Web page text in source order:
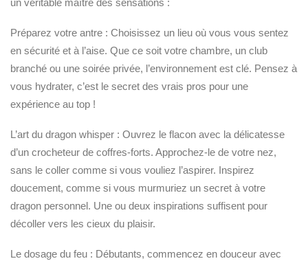
un véritable maître des sensations :
Préparez votre antre : Choisissez un lieu où vous vous sentez
en sécurité et à l’aise. Que ce soit votre chambre, un club
branché ou une soirée privée, l’environnement est clé. Pensez à
vous hydrater, c’est le secret des vrais pros pour une
expérience au top !
L’art du dragon whisper : Ouvrez le flacon avec la délicatesse
d’un crocheteur de coffres-forts. Approchez-le de votre nez,
sans le coller comme si vous vouliez l’aspirer. Inspirez
doucement, comme si vous murmuriez un secret à votre
dragon personnel. Une ou deux inspirations suffisent pour
décoller vers les cieux du plaisir.
Le dosage du feu : Débutants, commencez en douceur avec